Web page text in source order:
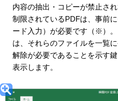
内容の抽出・コピーが禁止さ
制限されているPDFは、事前
ード入力）が必要です（※）
は、それらのファイルを一覧
解除が必要であることを示す
表示します。